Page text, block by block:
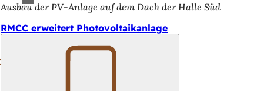
Ausbau der PV-Anlage auf dem Dach der Halle Süd
RMCC erweitert Photovoltaikanlage